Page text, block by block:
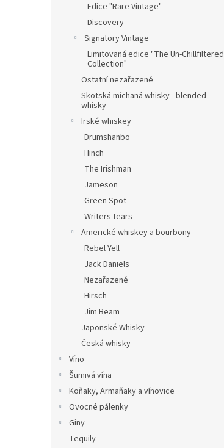
Edice "Rare Vintage"
Discovery
Signatory Vintage
Limitovaná edice "The Un-Chillfiltered
Collection"
Ostatní nezařazené
Skotská míchaná whisky - blended
whisky
Irské whiskey
Drumshanbo
Hinch
The Irishman
Jameson
Green Spot
Writers tears
Americké whiskey a bourbony
Rebel Yell
Jack Daniels
Nezařazené
Hirsch
Jim Beam
Japonské Whisky
Česká whisky
Víno
Šumivá vína
Koňaky, Armaňaky a vínovice
Ovocné pálenky
Giny
Tequily